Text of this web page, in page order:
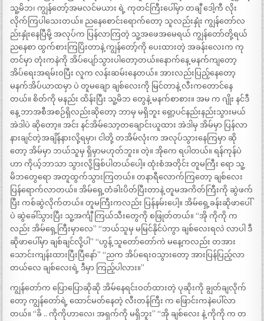
သူ့မိဘ၊ ကျွန်တော့်အမလင်မယား ရဲ့ ကုတင်ကြီးပေါ်မှာ တချီ ဒေါ့ကီ လိုး
လိုက်ကြပါသေးတယ်။ ညနေစောင်းရောက်တော့ သူလည်းနှုံး ကျွန်တော်လ
ည်းနှုံးနေပြီမို့ အလုပ်က ပြန်လာကြတဲ့ သူ့အဖေအမေရယ် ကျွန်တော်တို့ရယ်
ညနေစာ ထွက်စားကြပြိးတာနဲ့ ကျွန်တော့်ကို ပေးထားတဲ့ အခန်းလေးက ကု
တင်မှာ တုံးကနဲကို အိပ်ပျော်သွားပါတော့တယ်။နောက်နေ့ မနက်ကျတော့
အိပ်ရေးအရမ်းဝပြီး လူက လန်းဆမ်းနေတယ်။ အားလည်းပြည့်နေတော့
မနက်အိပ်ယာထမှာ ပဲ တူမချော ချစ်လေးကို မြင်တာနဲ့ လီးကတောင်နေ
တယ်။ စိတ်ကို မနည်း ထိန်းပြီး သူ့မိဘ တွေနဲ့ မနက်စာစား။ အမ က ဂျိုး နင်ဒီ
နေ့ ဘာအစီအစဉ်ရှိလည်းဆိုတော့ ဘာမှ မရှိဘူး ရှော့ပင်နည်းနည်းသွားမယ်
အဲဒါပဲ ဆိုတော့။ အင်း နင်အိမ်သော့တချောင်းယူထား အဲဒါမှ အိမ်မှာ ပြန်လာ
နားချင်တဲ့အချိန်နားလို့ရမှာ၊ ငါတို့ တအိမ်လုံးက အလုပ်သွားနေကြမှာ ဆို
တော့ အိမ်မှာ ဘယ်သူမှ ရှိမှာမဟုတ်ဘူး။ တဲ့။ အိုကေ ရပါတယ်။ ရန်ကုန်ပဲ
ဟာ ကိုယ့်ဘာသာ သွားလို့ဖြစ်ပါတယ်ပေါ့။ ထုံးစံအတိုင်း တူမကြီး ရော သူ့
မိဘတွေရော အတူထွက်သွားကြတယ်။ တနာရီလောက်ကြတော့ ချစ်လေး
ပြန်ရောက်လာတယ်။ အိမ်ရှေ့တံခါးပိတ်ပြီးတာနဲ့ တူမအကိတ်ကြီးကို ဆွဲဖက်
ပြီး ကစ်ဆွဲလိုက်တယ်။ တူမကြီးကလည်း ပြန်နမ်းပေါ့။ အိမ်ရှေ့ခန်းဆိုဖာပေါ်
ပဲ ဆွဲခေါ်သွားပြီး သူ့အင်္ကျီ ကြယ်သီးတွေကို စဖြုတ်တယ်။ “အို ကိုကို က
လည်း အိမ်ရှေ့ကြီးမှာလေ” “ဘယ်သူမှ မမြင်နိုင်ပဲကွာ ချစ်လေးရလဲ လာပါ ဒီ
ဆိုဖာပေါ်မှာ ချစ်ချင်လို့ပါ” “ဟွန့် သူတော်တော်ကဲ မနေ့ကလည်း တအား
သောင်းကျန်းထားပြီးပြီနော်” “ညက အိပ်ရေးဝသွားတော့ အားပြန်ပြည့်လာ
တယ်လေ ချစ်လေးရဲ့ ဒီမှာ ကြည့်ပါလား။”
ကျွန်တော်က ပြောပြောဆိုဆို အိမ်နေရင်းဝတ်ထားတဲ့ ပုဆိုးကို ချွတ်ချလိုက်
တော့ ကျွန်တော်ရဲ့ ထောင်မတ်နေတဲ့ လီးတန်ကြီး က ဖြောင်းကနဲပေါ်လာ
တယ်။ “ခိ .. ကိုကိုဟာလေ၊ အရှက်ကို မရှိဘူး” “အို ချစ်လေး နဲ့ ကိုကို က တ